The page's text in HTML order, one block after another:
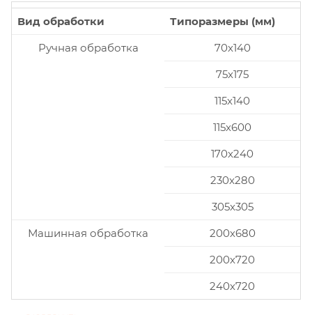
Вид обработки
Типоразмеры (мм)
Ручная обработка
70x140
75x175
115x140
115x600
170x240
230x280
305x305
Машинная обработка
200х680
200х720
240х720